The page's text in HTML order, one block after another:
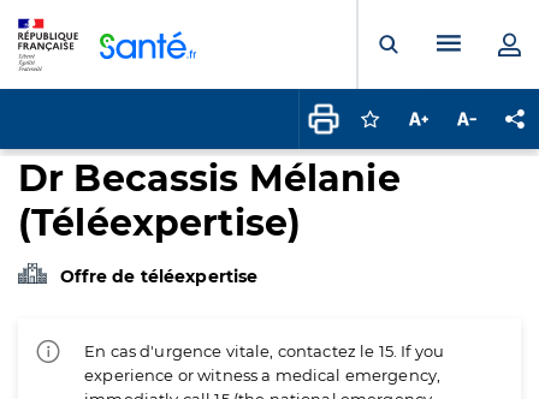
Ouvrir laMenu
Connectez-vous
Augmenter la
Dr Becassis Mélanie
(Téléexpertise)
Offre de téléexpertise
En cas d'urgence vitale, contactez le 15. If you
experience or witness a medical emergency,